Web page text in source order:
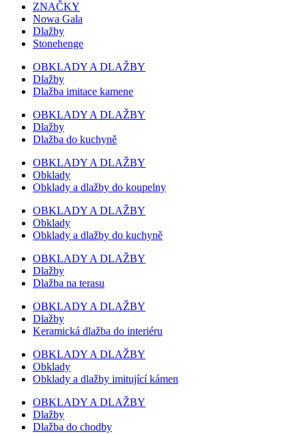
ZNAČKY
Nowa Gala
Dlažby
Stonehenge
OBKLADY A DLAŽBY
Dlažby
Dlažba imitace kamene
OBKLADY A DLAŽBY
Dlažby
Dlažba do kuchyně
OBKLADY A DLAŽBY
Obklady
Obklady a dlažby do koupelny
OBKLADY A DLAŽBY
Obklady
Obklady a dlažby do kuchyně
OBKLADY A DLAŽBY
Dlažby
Dlažba na terasu
OBKLADY A DLAŽBY
Dlažby
Keramická dlažba do interiéru
OBKLADY A DLAŽBY
Obklady
Obklady a dlažby imitující kámen
OBKLADY A DLAŽBY
Dlažby
Dlažba do chodby